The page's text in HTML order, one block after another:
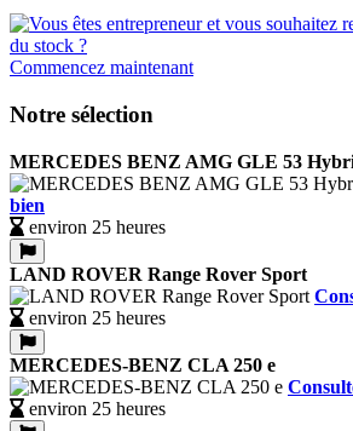
Commencez maintenant
Notre sélection
MERCEDES BENZ AMG GLE 53
bien
environ 25 heures
LAND ROVER Range Rover Sport
environ 25 heures
MERCEDES-BENZ CLA 250 e
environ 25 heures